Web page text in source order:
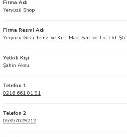
Firma Adı
Yeryüzü Shop
Firma Resmi Adı
Yeryüzü Gıda Temz. ve Kırt. Mad. San. ve Tic. Ltd. Şti.
Yetkili Kişi
Şahin Aksu
Telefon 1
0216 661 01 91
Telefon 2
05357029212